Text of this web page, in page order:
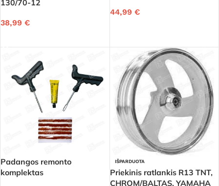
130/70-12
38,99 €
44,99 €
Padangos remonto
komplektas
IŠPARDUOTA
Priekinis ratlankis R13 TNT,
CHROM/BALTAS, YAMAHA